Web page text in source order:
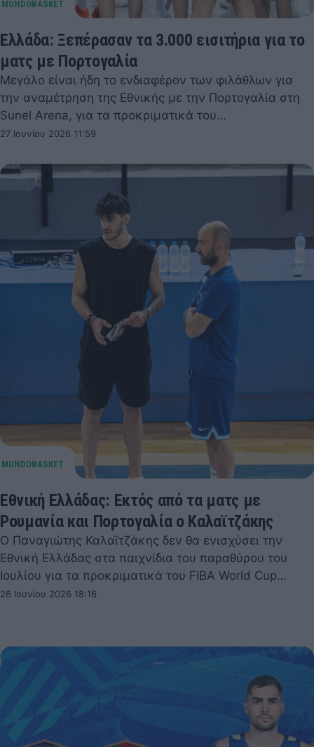
Ελλάδα: Ξεπέρασαν τα 3.000 εισιτήρια για το
ματς με Πορτογαλία
Μεγάλο είναι ήδη το ενδιαφέρον των φιλάθλων για
την αναμέτρηση της Εθνικής με την Πορτογαλία στη
Sunel Arena, για τα προκριματικά του…
27 Ιουνίου 2026 11:59
Εθνική Ελλάδας: Εκτός από τα ματς με
Ρουμανία και Πορτογαλία ο Καλαϊτζάκης
Ο Παναγιώτης Καλαϊτζάκης δεν θα ενισχύσει την
Εθνική Ελλάδας στα παιχνίδια του παραθύρου του
Ιουλίου για τα προκριματικά του FIBA World Cup…
26 Ιουνίου 2026 18:16